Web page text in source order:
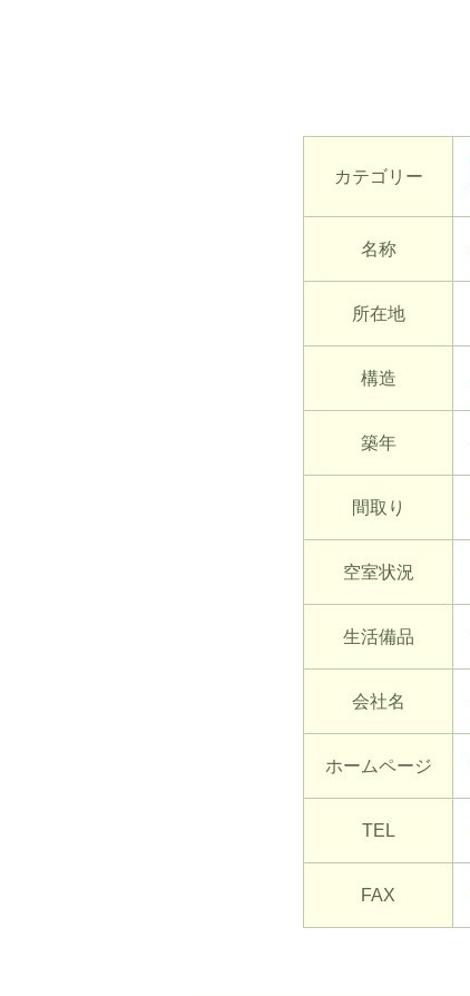
カテゴリー
名称
所在地
構造
築年
間取り
空室状況
生活備品
会社名
ホームページ
TEL
FAX